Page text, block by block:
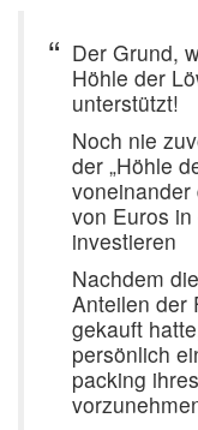
Der Grund,
Höhle der
unterstützt!
Noch nie
der „Höhle
von Euros
investieren
Nachdem
Anteilen der
gekauft
persönlich
packing